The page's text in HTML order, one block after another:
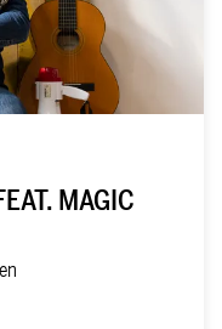
MAGIC